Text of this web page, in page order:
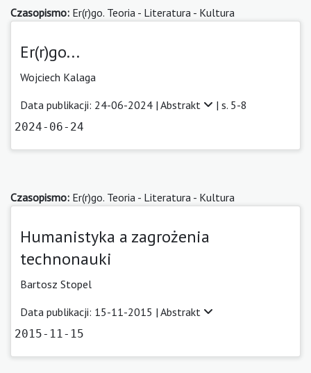
Czasopismo: Er(r)go. Teoria - Literatura - Kultura
Er(r)go...
Wojciech Kalaga
Data publikacji: 24-06-2024 | Abstrakt | s. 5-8
2024-06-24
Czasopismo: Er(r)go. Teoria - Literatura - Kultura
Humanistyka a zagrożenia
technonauki
Bartosz Stopel
Data publikacji: 15-11-2015 | Abstrakt
2015-11-15